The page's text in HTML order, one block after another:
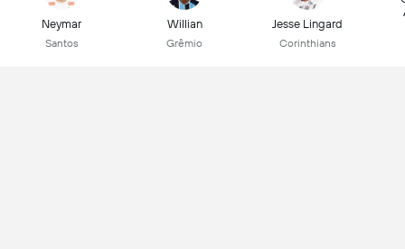
Neymar
Santos
Willian
Grêmio
Jesse Lingard
Corinthians